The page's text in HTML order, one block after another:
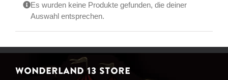
Es wurden keine Produkte gefunden, die deiner
Auswahl entsprechen.
WONDERLAND 13 STORE